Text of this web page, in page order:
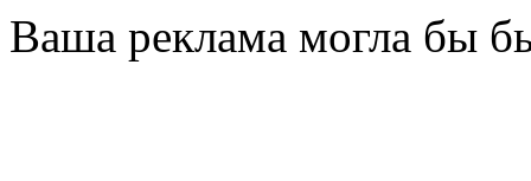
Перейти к основному содержанию
Ваша реклама могла бы